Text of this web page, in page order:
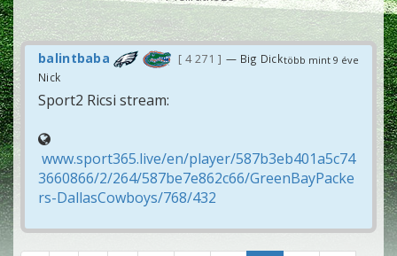
több mint 9 éve
balintbaba 4 271
— Big Dick
Nick
Sport2 Ricsi stream:
www.sport365.live/en/player/587b3eb401a5c74
3660866/2/264/587be7e862c66/GreenBayPacke
rs-DallasCowboys/768/432